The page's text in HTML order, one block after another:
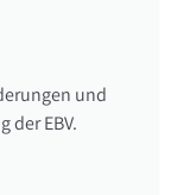
und
der EBV.